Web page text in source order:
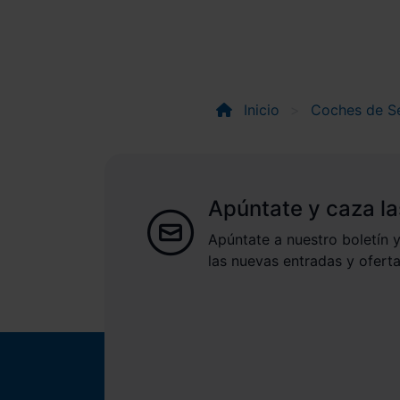
Inicio Coches de
Apúntate y caza
Apúntate a nuestro boletín
las nuevas entradas y